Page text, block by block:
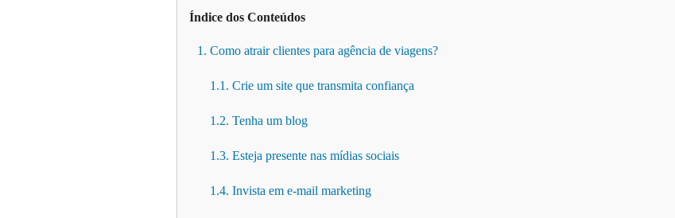
Índice dos Conteúdos
1. Como atrair clientes para agência de viagens?
1.1. Crie um site que transmita confiança
1.2. Tenha um blog
1.3. Esteja presente nas mídias sociais
1.4. Invista em e-mail marketing